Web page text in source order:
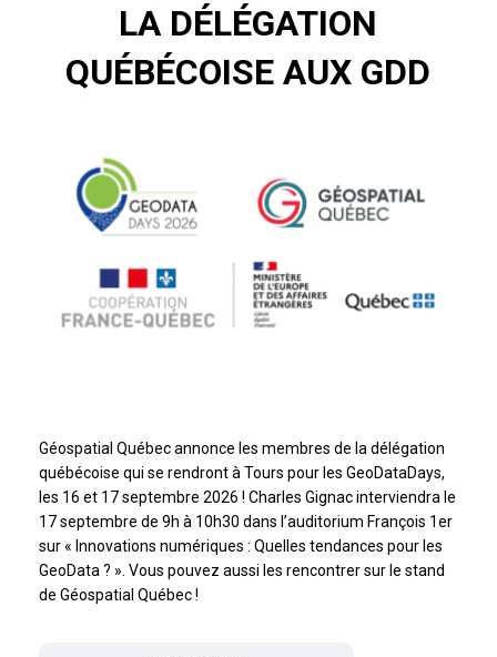
LA DÉLÉGATION
QUÉBÉCOISE AUX GDD
Géospatial Québec annonce les membres de la délégation
québécoise qui se rendront à Tours pour les GeoDataDays,
les 16 et 17 septembre 2026 ! Charles Gignac interviendra le
17 septembre de 9h à 10h30 dans l’auditorium François 1er
sur « Innovations numériques : Quelles tendances pour les
GeoData ? ». Vous pouvez aussi les rencontrer sur le stand
de Géospatial Québec !